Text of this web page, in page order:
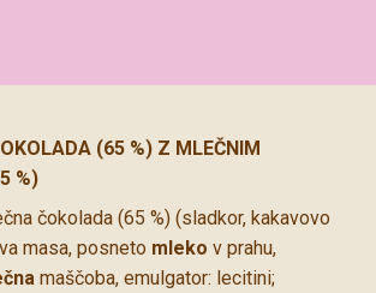
(65 %) Z MLEČNIM
%)
čokolada (65 %) (sladkor, kakavovo
masa, posneto mleko v prahu,
maščoba, emulgator: lecitini;